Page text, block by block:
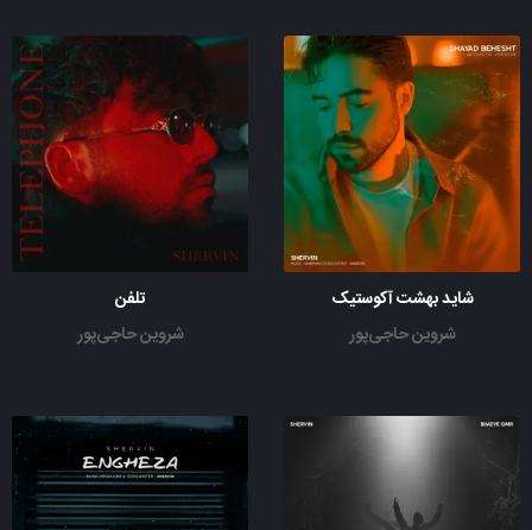
شاید بهشت آکوستیک
شروین حاجی‌پور
تلفن
شروین حاجی‌پور